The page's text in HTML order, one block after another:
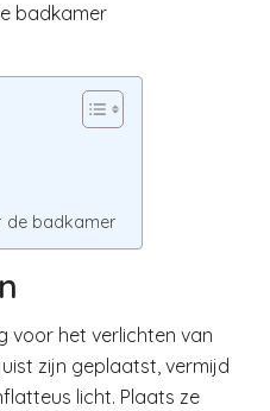
badkamer
de badkamer
voor het verlichten van
zijn geplaatst, vermijd
licht. Plaats ze